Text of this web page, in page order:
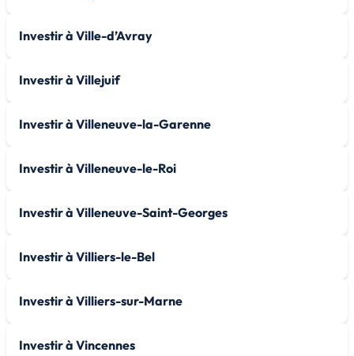
Investir à Ville-d’Avray
Investir à Villejuif
Investir à Villeneuve-la-Garenne
Investir à Villeneuve-le-Roi
Investir à Villeneuve-Saint-Georges
Investir à Villiers-le-Bel
Investir à Villiers-sur-Marne
Investir à Vincennes